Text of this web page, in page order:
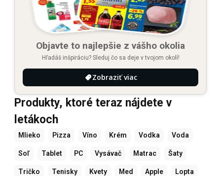
Objavte to najlepšie z vášho okolia
Hľadáš inšpiráciu? Sleduj čo sa deje v tvojom okolí!
Zobraziť viac
Produkty, ktoré teraz nájdete v
letákoch
Mlieko Pizza Víno Krém Vodka Voda
Soľ Tablet PC Vysávač Matrac Šaty
Tričko Tenisky Kvety Med Apple Lopta